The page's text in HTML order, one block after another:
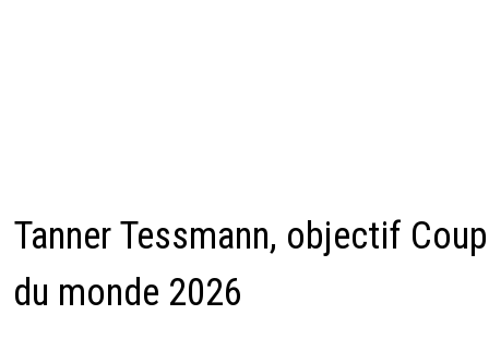
Tanner Tessmann, objectif
du monde 2026